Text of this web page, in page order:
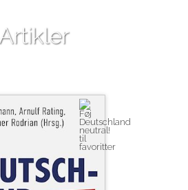
Artikler